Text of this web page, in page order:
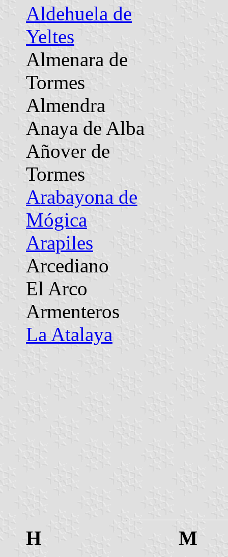
Aldehuela de
Yeltes
Almenara de
Tormes
Almendra
Anaya de Alba
Añover de
Tormes
Arabayona de
Mógica
Arapiles
Arcediano
El Arco
Armenteros
La Atalaya
H
M